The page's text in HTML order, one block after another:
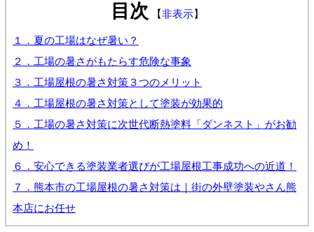
目次 【非表示】
１．夏の工場はなぜ暑い？
２．工場の暑さがもたらす危険な事象
３．工場屋根の暑さ対策３つのメリット
４．工場屋根の暑さ対策として塗装が効果的
５．工場の暑さ対策に次世代断熱塗料「ダンネスト」がお勧
め！
６．安心できる塗装業者選びが工場屋根工事成功への近道！
７．熊本市の工場屋根の暑さ対策は｜街の外壁塗装やさん熊
本店にお任せ